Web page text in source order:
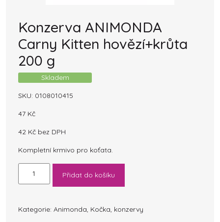
Konzerva ANIMONDA
Carny Kitten hovězí+krůta
200 g
Skladem
SKU: 0108010415
47 Kč
42 Kč bez DPH
Kompletní krmivo pro koťata.
ANIMONDA
hovězí+krůta
Přidat do košíku
Kategorie: Animonda, Kočka, konzervy